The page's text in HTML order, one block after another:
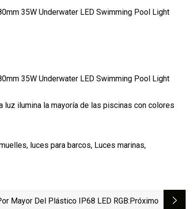
luz ilumina la mayoría de las piscinas con colores
luces para barcos, Luces marinas,
Mayor Del Plástico IP68 LED RGB:próximo